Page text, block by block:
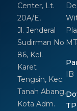
Center, Lt.
20A/E,
Jl. Jenderal
Sudirman No
86, Kel.
Karet
Tengsin, Kec.
Tanah Abang,
Kota Adm.